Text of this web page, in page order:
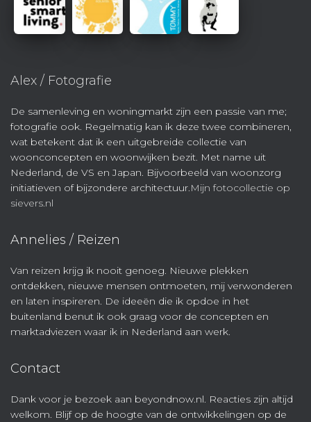
Alex / Fotografie
De samenleving en woningmarkt zijn een passie van me;
fotografie ook. Regelmatig kan ik deze twee combineren,
wat betekent dat ik een uitgebreide collectie van
woonconcepten en woonwijken bezit. Met name uit
Nederland, de VS en Japan. Bijvoorbeeld van woonzorg
initiatieven of bijzondere architectuur.Mijn fotocollectie op
sievers.nl
Annelies / Reizen
Van reizen krijg ik nooit genoeg. Nieuwe plekken
ontdekken, nieuwe mensen ontmoeten, mij verwonderen
en laten inspireren. De ideeën die ik opdoe in het
buitenland benut ik ook graag voor de concepten en
marktadviezen waar ik in Nederland aan werk.
Contact
Dank voor je bezoek aan beyondnow.nl. Reacties zijn altijd
welkom. Blijf op de hoogte van de ontwikkelingen op de